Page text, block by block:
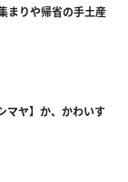
まりや帰省の手土産
マヤ】か、かわいす